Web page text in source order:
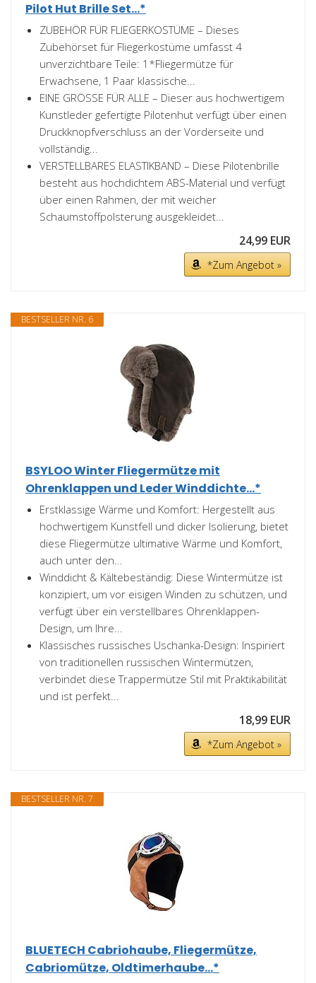
Pilot Hut Brille Set...*
ZUBEHÖR FÜR FLIEGERKOSTÜME – Dieses
Zubehörset für Fliegerkostüme umfasst 4
unverzichtbare Teile: 1*Fliegermütze für
Erwachsene, 1 Paar klassische...
EINE GRÖSSE FÜR ALLE – Dieser aus hochwertigem
Kunstleder gefertigte Pilotenhut verfügt über einen
Druckknopfverschluss an der Vorderseite und
vollständig...
VERSTELLBARES ELASTIKBAND – Diese Pilotenbrille
besteht aus hochdichtem ABS-Material und verfügt
über einen Rahmen, der mit weicher
Schaumstoffpolsterung ausgekleidet...
24,99 EUR
*Zum Angebot »
BESTSELLER NR. 6
BSYLOO Winter Fliegermütze mit
Ohrenklappen und Leder Winddichte...*
Erstklassige Wärme und Komfort: Hergestellt aus
hochwertigem Kunstfell und dicker Isolierung, bietet
diese Fliegermütze ultimative Wärme und Komfort,
auch unter den...
Winddicht & Kältebeständig: Diese Wintermütze ist
konzipiert, um vor eisigen Winden zu schützen, und
verfügt über ein verstellbares Ohrenklappen-
Design, um Ihre...
Klassisches russisches Uschanka-Design: Inspiriert
von traditionellen russischen Wintermützen,
verbindet diese Trappermütze Stil mit Praktikabilität
und ist perfekt...
18,99 EUR
*Zum Angebot »
BESTSELLER NR. 7
BLUETECH Cabriohaube, Fliegermütze,
Cabriomütze, Oldtimerhaube...*